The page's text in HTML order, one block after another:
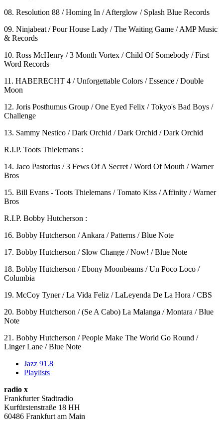
08. Resolution 88 / Homing In / Afterglow / Splash Blue Records
09. Ninjabeat / Pour House Lady / The Waiting Game / AMP Music
& Records
10. Ross McHenry / 3 Month Vortex / Child Of Somebody / First
Word Records
11. HABERECHT 4 / Unforgettable Colors / Essence / Double
Moon
12. Joris Posthumus Group / One Eyed Felix / Tokyo's Bad Boys /
Challenge
13. Sammy Nestico ‎/ Dark Orchid / Dark Orchid / Dark Orchid
R.I.P. Toots Thielemans :
14. Jaco Pastorius / 3 Fews Of A Secret / Word Of Mouth / Warner
Bros
15. Bill Evans - Toots Thielemans / Tomato Kiss / Affinity / Warner
Bros
R.I.P. Bobby Hutcherson :
16. Bobby Hutcherson / Ankara / Patterns / Blue Note
17. Bobby Hutcherson / Slow Change / Now! / Blue Note
18. Bobby Hutcherson / Ebony Moonbeams / Un Poco Loco /
Columbia
19. McCoy Tyner / La Vida Feliz / LaLeyenda De La Hora / CBS
20. Bobby Hutcherson / (Se A Cabo) La Malanga / Montara / Blue
Note
21. Bobby Hutcherson / People Make The World Go Round /
Linger Lane / Blue Note
Jazz 91.8
Playlists
radio x
Frankfurter Stadtradio
Kurfürstenstraße 18 HH
60486 Frankfurt am Main